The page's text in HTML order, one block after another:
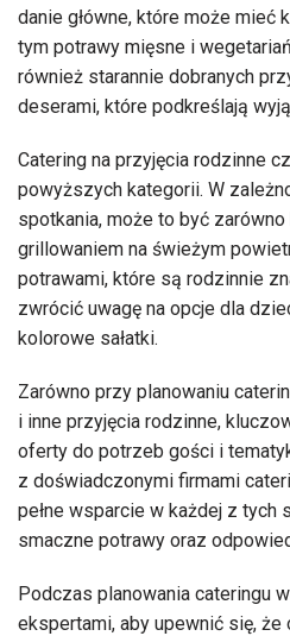
danie główne, które może mieć
tym potrawy mięsne i
również starannie dobranych
deserami, które podkreślają
Catering na przyjęcia rodzinne
powyższych kategorii. W
spotkania, może to być
grillowaniem na świeżym
potrawami, które są rodzinnie
zwrócić uwagę na opcje dla
kolorowe sałatki.
Zarówno przy planowaniu
i inne przyjęcia rodzinne,
oferty do potrzeb gości i
z doświadczonymi firmami
pełne wsparcie w każdej z tych
smaczne potrawy oraz
Podczas planowania cateringu
ekspertami, aby upewnić się,